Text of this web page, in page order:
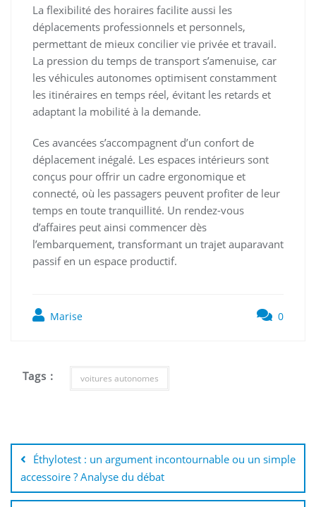
La flexibilité des horaires facilite aussi les
déplacements professionnels et personnels,
permettant de mieux concilier vie privée et travail.
La pression du temps de transport s’amenuise, car
les véhicules autonomes optimisent constamment
les itinéraires en temps réel, évitant les retards et
adaptant la mobilité à la demande.
Ces avancées s’accompagnent d’un confort de
déplacement inégalé. Les espaces intérieurs sont
conçus pour offrir un cadre ergonomique et
connecté, où les passagers peuvent profiter de leur
temps en toute tranquillité. Un rendez-vous
d’affaires peut ainsi commencer dès
l’embarquement, transformant un trajet auparavant
passif en un espace productif.
Marise 0
Tags : voitures autonomes
de
l’article
Éthylotest : un argument incontournable ou un simple
accessoire ? Analyse du débat